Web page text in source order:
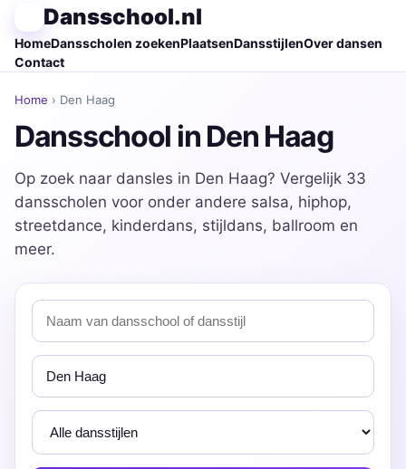
Dansschool.nl
HomeDansscholen zoekenPlaatsenDansstijlenOver dansen
Contact
Home › Den Haag
Dansschool in Den Haag
Op zoek naar dansles in Den Haag? Vergelijk 33
dansscholen voor onder andere salsa, hiphop,
streetdance, kinderdans, stijldans, ballroom en
meer.